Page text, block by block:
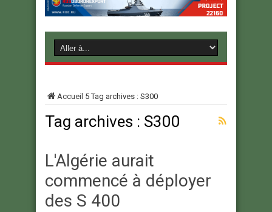
Accueil 5Tag archives : S300
Tag archives : S300
L'Algérie aurait
commencé à déployer
des S 400